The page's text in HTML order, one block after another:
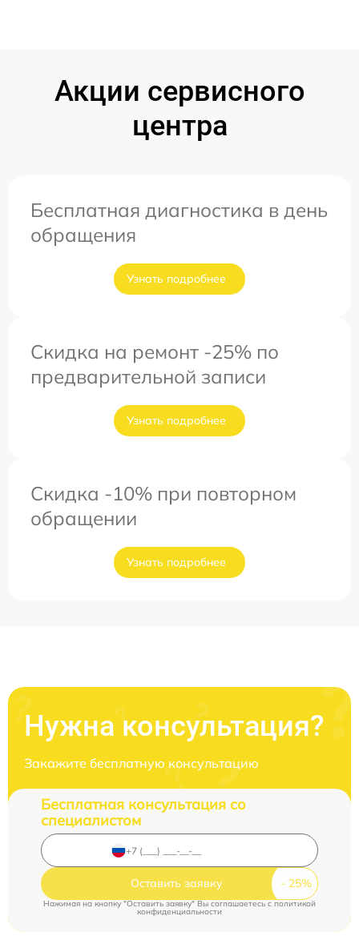
Акции сервисного
центра
Бесплатная диагностика в день
обращения
Узнать подробнее
Скидка на ремонт -25% по
предварительной записи
Узнать подробнее
Скидка -10% при повторном
обращении
Узнать подробнее
Нужна консультация?
Закажите бесплатную консультацию
Бесплатная консультация со
специалистом
Оставить заявку
Нажимая на кнопку "Оставить заявку" Вы соглашаетесь cполитикой
конфиденциальности